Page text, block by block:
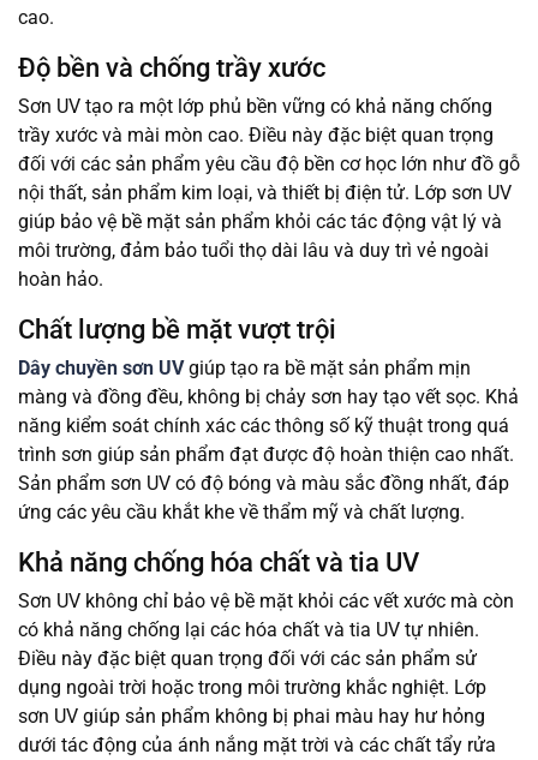
cao.
Độ bền và chống trầy xước
Sơn UV tạo ra một lớp phủ bền vững có khả năng chống
trầy xước và mài mòn cao. Điều này đặc biệt quan trọng
đối với các sản phẩm yêu cầu độ bền cơ học lớn như đồ gỗ
nội thất, sản phẩm kim loại, và thiết bị điện tử. Lớp sơn UV
giúp bảo vệ bề mặt sản phẩm khỏi các tác động vật lý và
môi trường, đảm bảo tuổi thọ dài lâu và duy trì vẻ ngoài
hoàn hảo.
Chất lượng bề mặt vượt trội
Dây chuyền sơn UVgiúp tạo ra bề mặt sản phẩm mịn
màng và đồng đều, không bị chảy sơn hay tạo vết sọc. Khả
năng kiểm soát chính xác các thông số kỹ thuật trong quá
trình sơn giúp sản phẩm đạt được độ hoàn thiện cao nhất.
Sản phẩm sơn UV có độ bóng và màu sắc đồng nhất, đáp
ứng các yêu cầu khắt khe về thẩm mỹ và chất lượng.
Khả năng chống hóa chất và tia UV
Sơn UV không chỉ bảo vệ bề mặt khỏi các vết xước mà còn
có khả năng chống lại các hóa chất và tia UV tự nhiên.
Điều này đặc biệt quan trọng đối với các sản phẩm sử
dụng ngoài trời hoặc trong môi trường khắc nghiệt. Lớp
sơn UV giúp sản phẩm không bị phai màu hay hư hỏng
dưới tác động của ánh nắng mặt trời và các chất tẩy rửa